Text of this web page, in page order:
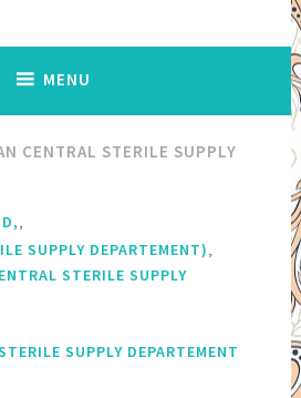
MENU
CENTRAL STERILE SUPPLY
SUPPLY DEPARTEMENT)
STERILE SUPPLY
SUPPLY DEPARTEMENT